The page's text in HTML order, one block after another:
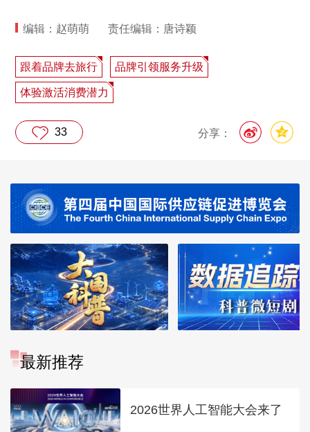
编辑：赵萌萌 责任编辑：唐诗颖
跟着品牌去旅行 品牌引领服务升级
体验激活消费潜力
分享：
33
最新推荐
2026世界人工智能大会来了